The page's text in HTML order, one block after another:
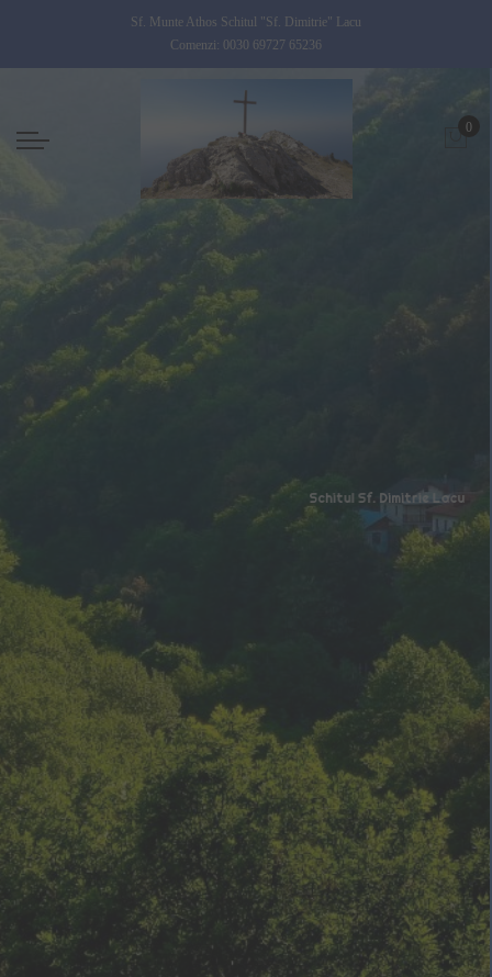
Sf. Munte Athos Schitul "Sf. Dimitrie" Lacu
Comenzi: 0030 69727 65236
0
Schitul Sf. Dimitrie Lacu